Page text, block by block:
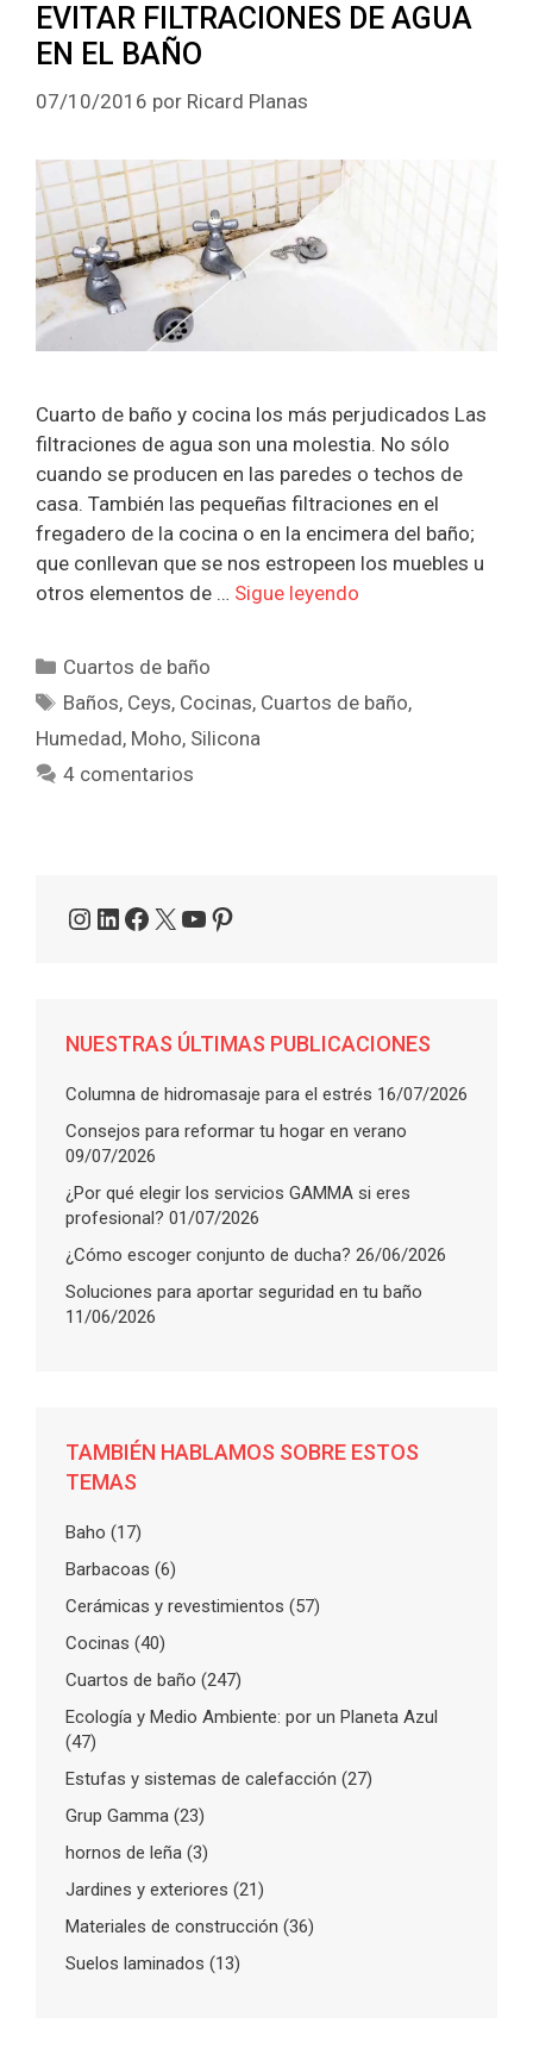
EVITAR FILTRACIONES DE AGUA
EN EL BAÑO
07/10/2016 por Ricard Planas
Cuarto de baño y cocina los más perjudicados Las
filtraciones de agua son una molestia. No sólo
cuando se producen en las paredes o techos de
casa. También las pequeñas filtraciones en el
fregadero de la cocina o en la encimera del baño;
que conllevan que se nos estropeen los muebles u
otros elementos de … Sigue leyendo
Categorías
Cuartos de baño
Etiquetas
Baños, Ceys, Cocinas, Cuartos de baño,
Humedad, Moho, Silicona
4 comentarios
Instagram
LinkedIn
Facebook
X YouTube
Pinterest
NUESTRAS ÚLTIMAS PUBLICACIONES
Columna de hidromasaje para el estrés 16/07/2026
Consejos para reformar tu hogar en verano
09/07/2026
¿Por qué elegir los servicios GAMMA si eres
profesional? 01/07/2026
¿Cómo escoger conjunto de ducha? 26/06/2026
Soluciones para aportar seguridad en tu baño
11/06/2026
TAMBIÉN HABLAMOS SOBRE ESTOS
TEMAS
Baho (17)
Barbacoas (6)
Cerámicas y revestimientos (57)
Cocinas (40)
Cuartos de baño (247)
Ecología y Medio Ambiente: por un Planeta Azul
(47)
Estufas y sistemas de calefacción (27)
Grup Gamma (23)
hornos de leña (3)
Jardines y exteriores (21)
Materiales de construcción (36)
Suelos laminados (13)